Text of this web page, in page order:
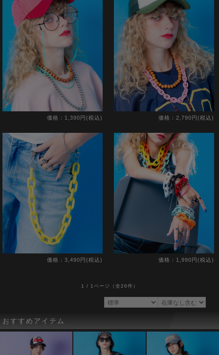
価格：1,390円(税込) 価格：2,790円(税込)
価格：3,490円(税込) 価格：1,990円(税込)
1 / 1ページ （全26件）
おすすめアイテム